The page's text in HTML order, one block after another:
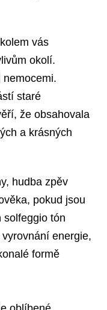
vás
okolí.
staré
že obsahovala
a krásných
hudba zpěv
pokud jsou
solfeggio tón
energie,
formě